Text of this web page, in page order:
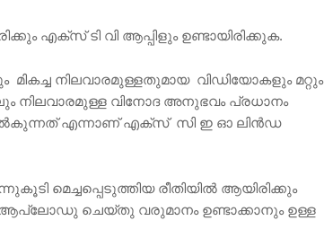
എക്‌സ്‌ ടി വി ആപ്പിളും ഉണ്ടായിരിക്കുക.
നിലവാരമുള്ളതുമായ വിഡിയോകളും മറ്റും
നിലവാരമുള്ള വിനോദ അനുഭവം പ്രധാനം
നൽകുന്നത് എന്നാണ് എക്‌സ്‌ സി ഇ ഓ ലിൻഡ
മെച്ചപ്പെടുത്തിയ രീതിയിൽ ആയിരിക്കും
ചെയ്തു വരുമാനം ഉണ്ടാക്കാനും ഉള്ള